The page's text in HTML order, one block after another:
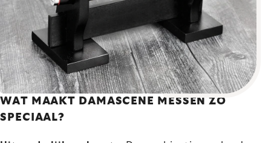
WAT MAAKT DAMASCENE MESSEN ZO
SPECIAAL?